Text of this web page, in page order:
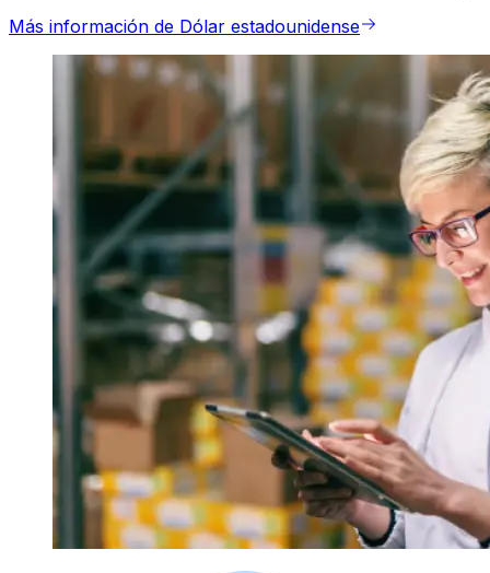
Más información de Dólar estadounidense